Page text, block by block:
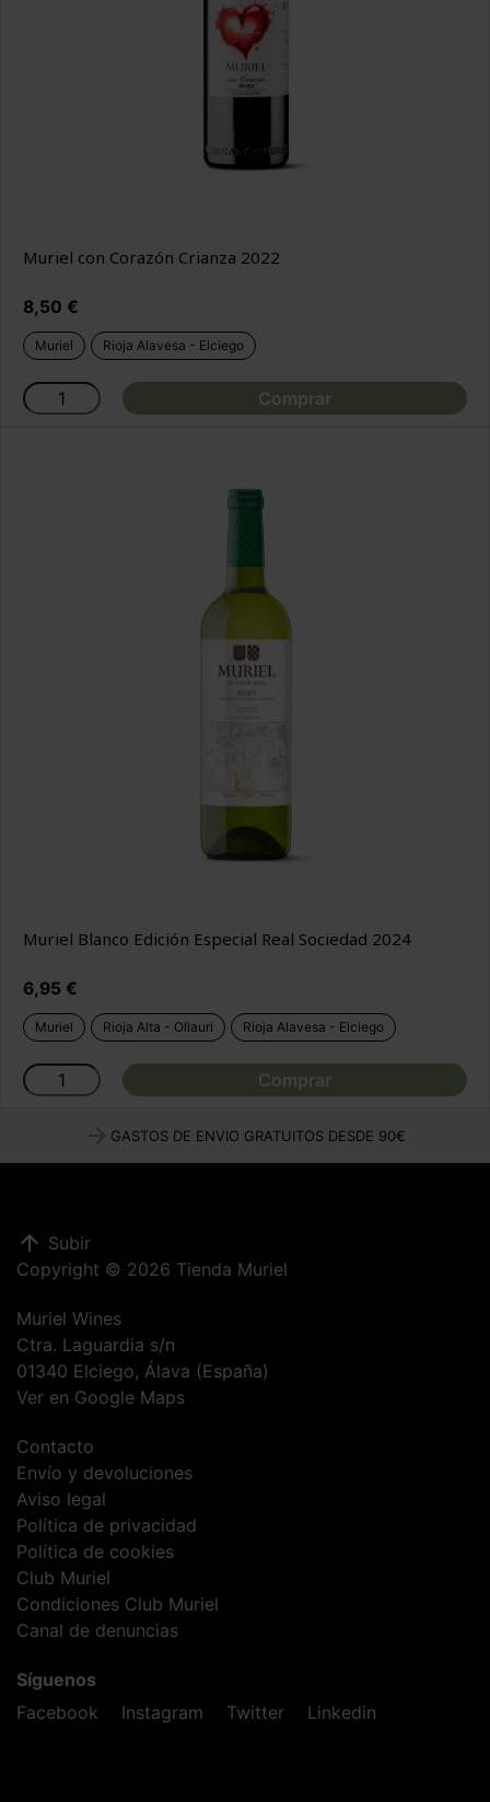
Muriel con Corazón Crianza 2022
Precio
8,50 €
Muriel Rioja Alavesa - Elciego
Comprar
Muriel Blanco Edición Especial Real Sociedad 2024
Precio
6,95 €
Muriel Rioja Alta - Ollauri Rioja Alavesa - Elciego
Comprar
arrow_forward GASTOS DE ENVIO GRATUITOS DESDE 90€
arrow_upward Subir
Copyright © 2026 Tienda Muriel
Muriel Wines
Ctra. Laguardia s/n
01340 Elciego, Álava (España)
Ver en Google Maps
Contacto
Envío y devoluciones
Aviso legal
Política de privacidad
Política de cookies
Club Muriel
Condiciones Club Muriel
Canal de denuncias
Síguenos
Facebook
Instagram Twitter Linkedin